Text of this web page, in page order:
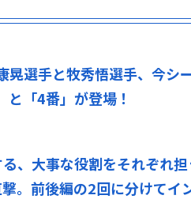
選手と牧秀悟選手、今シ
「4番」が登場！
、大事な役割をそれぞれ
。前後編の2回に分けてイ